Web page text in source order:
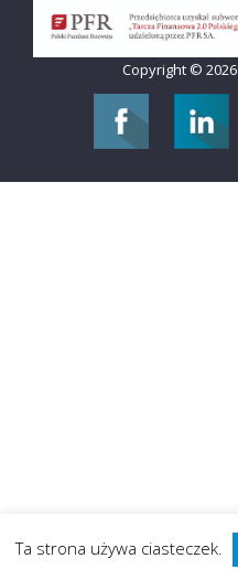
Copyright © 2026
Ta strona używa ciasteczek.